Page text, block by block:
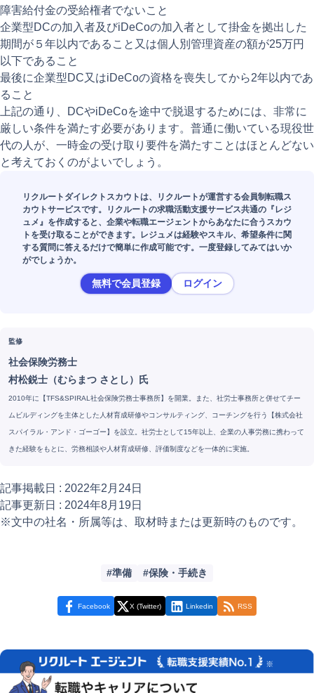
障害給付金の受給権者でないこと
企業型DCの加入者及びiDeCoの加入者として掛金を拠出した
期間が５年以内であること又は個人別管理資産の額が25万円
以下であること
最後に企業型DC又はiDeCoの資格を喪失してから2年以内であ
ること
上記の通り、DCやiDeCoを途中で脱退するためには、非常に
厳しい条件を満たす必要があります。普通に働いている現役世
代の人が、一時金の受け取り要件を満たすことはほとんどない
と考えておくのがよいでしょう。
リクルートダイレクトスカウトは、リクルートが運営する会員制転職ス
カウトサービスです。リクルートの求職活動支援サービス共通の『レジ
ュメ』を作成すると、企業や転職エージェントからあなたに合うスカウ
トを受け取ることができます。レジュメは経験やスキル、希望条件に関
する質問に答えるだけで簡単に作成可能です。一度登録してみてはいか
がでしょうか。
無料で会員登録 ログイン
監修
社会保険労務士
村松鋭士（むらまつ さとし）氏
2010年に【TFS&SPIRAL社会保険労務士事務所】を開業。また、社労士事務所と併せてチー
ムビルディングを主体とした人材育成研修やコンサルティング、コーチングを行う【株式会社
スパイラル・アンド・ゴーゴー】を設立。社労士として15年以上、企業の人事労務に携わって
きた経験をもとに、労務相談や人材育成研修、評価制度などを一体的に実施。
記事掲載日 : 2022年2月24日
記事更新日 : 2024年8月19日
※文中の社名・所属等は、取材時または更新時のものです。
準備 保険・手続き
Facebook X (Twitter) Linkedin RSS